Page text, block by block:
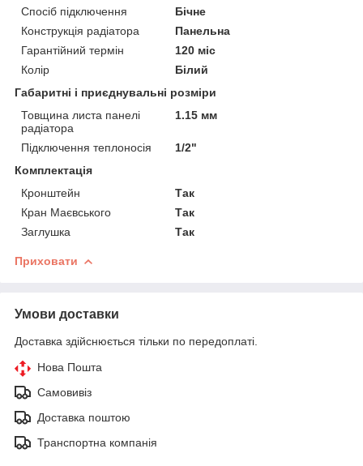
Спосіб підключення
Бічне
Конструкція радіатора
Панельна
Гарантійний термін
120 міс
Колір
Білий
Габаритні і приєднувальні розміри
Товщина листа панелі
радіатора
1.15 мм
Підключення теплоносія
1/2"
Комплектація
Кронштейн
Так
Кран Маєвського
Так
Заглушка
Так
Приховати
Умови доставки
Доставка здійснюється тільки по передоплаті.
Нова Пошта
Самовивіз
Доставка поштою
Транспортна компанія